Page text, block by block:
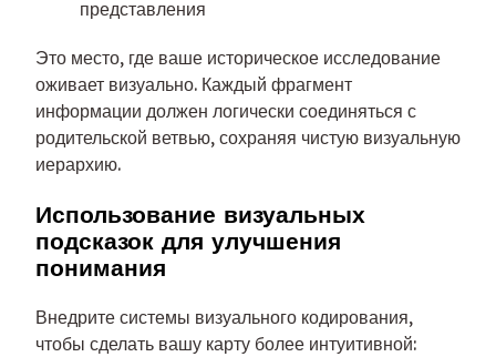
представления
Это место, где ваше историческое исследование
оживает визуально. Каждый фрагмент
информации должен логически соединяться с
родительской ветвью, сохраняя чистую визуальную
иерархию.
Использование визуальных
подсказок для улучшения
понимания
Внедрите системы визуального кодирования,
чтобы сделать вашу карту более интуитивной: